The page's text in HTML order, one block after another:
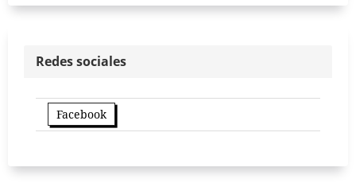
Redes sociales
Facebook